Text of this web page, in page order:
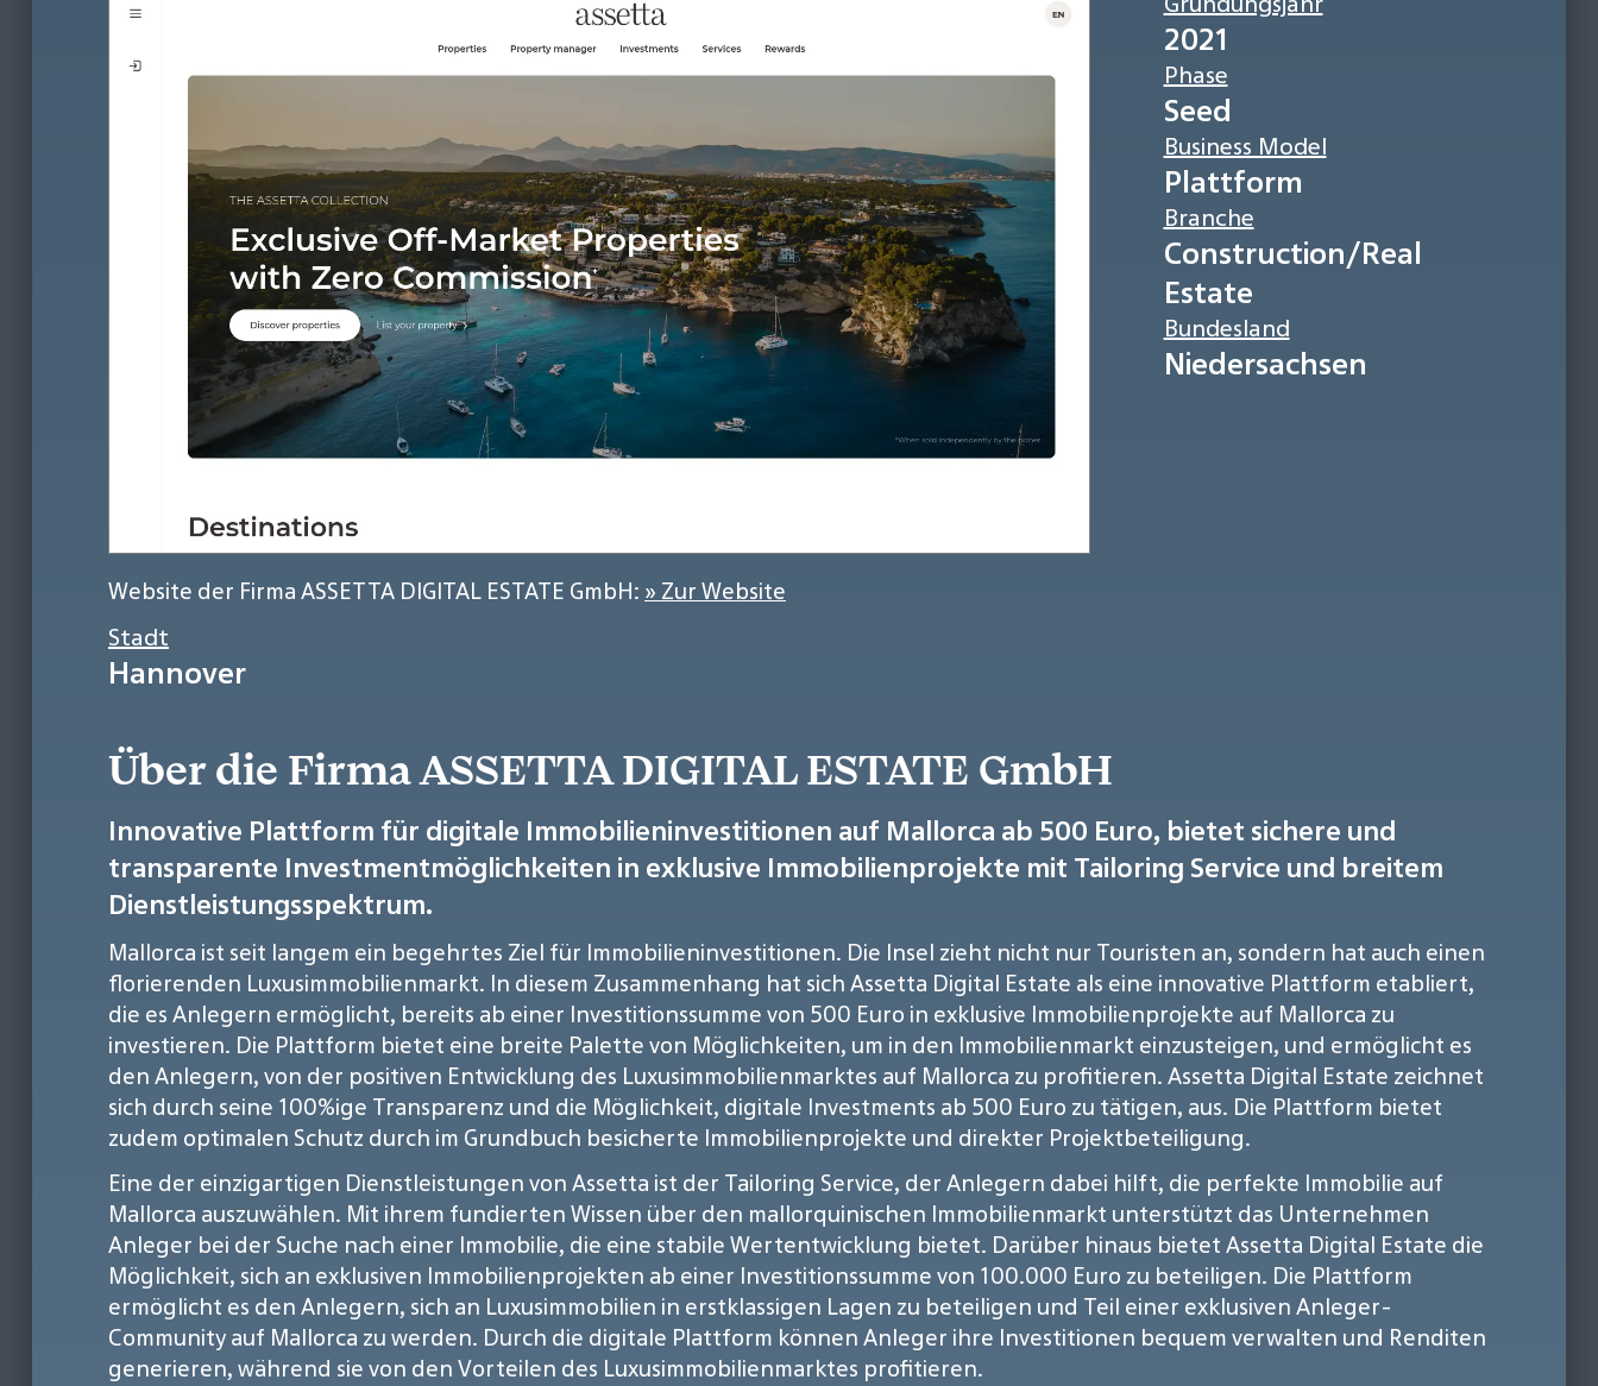
Website der Firma ASSETTA DIGITAL ESTATE GmbH: » Zur Website
2021
Phase
Seed
Business Model
Plattform
Branche
Construction/Real
Estate
Bundesland
Niedersachsen
Stadt
Hannover
Über die Firma ASSETTA DIGITAL ESTATE GmbH
Innovative Plattform für digitale Immobilieninvestitionen auf Mallorca ab 500 Euro, bietet sichere und
transparente Investmentmöglichkeiten in exklusive Immobilienprojekte mit Tailoring Service und breitem
Dienstleistungsspektrum.
Mallorca ist seit langem ein begehrtes Ziel für Immobilieninvestitionen. Die Insel zieht nicht nur Touristen an, sondern hat auch einen
florierenden Luxusimmobilienmarkt. In diesem Zusammenhang hat sich Assetta Digital Estate als eine innovative Plattform etabliert,
die es Anlegern ermöglicht, bereits ab einer Investitionssumme von 500 Euro in exklusive Immobilienprojekte auf Mallorca zu
investieren. Die Plattform bietet eine breite Palette von Möglichkeiten, um in den Immobilienmarkt einzusteigen, und ermöglicht es
den Anlegern, von der positiven Entwicklung des Luxusimmobilienmarktes auf Mallorca zu profitieren. Assetta Digital Estate zeichnet
sich durch seine 100%ige Transparenz und die Möglichkeit, digitale Investments ab 500 Euro zu tätigen, aus. Die Plattform bietet
zudem optimalen Schutz durch im Grundbuch besicherte Immobilienprojekte und direkter Projektbeteiligung.
Eine der einzigartigen Dienstleistungen von Assetta ist der Tailoring Service, der Anlegern dabei hilft, die perfekte Immobilie auf
Mallorca auszuwählen. Mit ihrem fundierten Wissen über den mallorquinischen Immobilienmarkt unterstützt das Unternehmen
Anleger bei der Suche nach einer Immobilie, die eine stabile Wertentwicklung bietet. Darüber hinaus bietet Assetta Digital Estate die
Möglichkeit, sich an exklusiven Immobilienprojekten ab einer Investitionssumme von 100.000 Euro zu beteiligen. Die Plattform
ermöglicht es den Anlegern, sich an Luxusimmobilien in erstklassigen Lagen zu beteiligen und Teil einer exklusiven Anleger-
Community auf Mallorca zu werden. Durch die digitale Plattform können Anleger ihre Investitionen bequem verwalten und Renditen
generieren, während sie von den Vorteilen des Luxusimmobilienmarktes profitieren.